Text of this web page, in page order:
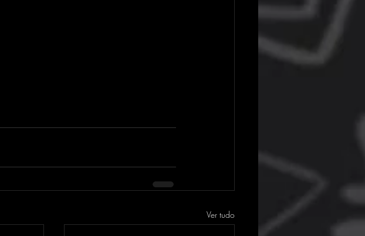
Ver tudo